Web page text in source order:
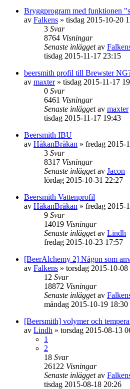
Bryggprogram med funktionen
av Falkens » tisdag 2015-10-20
3 Svar
8764 Visningar
Senaste inläggetav
tisdag 2015-11-17 23:15
beersmith profil till Brewster
av maxter» tisdag 2015-11-17
0 Svar
6461 Visningar
Senaste inläggetav maxter
tisdag 2015-11-17 19:43
Beersmith IBU
av HåkanBråkan » fredag 2015-
3 Svar
8317 Visningar
Senaste inläggetav Jacon
lördag 2015-10-31 22:27
Beersmith Vattenprofil
av HåkanBråkan » fredag 2015-
9 Svar
14019 Visningar
Senaste inläggetav Lindh
fredag 2015-10-23 17:57
[BeerAlchemy 2] Någon som
av Falkens » torsdag 2015-10-08
12 Svar
18872 Visningar
Senaste inläggetav
måndag 2015-10-19 18:30
[Beersmith] volymer och
av Lindh » torsdag 2015-08-13
1
2
18 Svar
26122 Visningar
Senaste inläggetav
tisdag 2015-08-18 20:26